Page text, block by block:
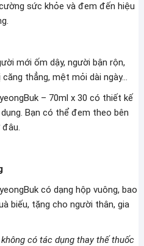
sức khỏe và đem đến hiệu
mới ốm dậy, người bận rộn,
thẳng, mệt mỏi dài ngày…
– 70ml x 30 có thiết kế
Bạn có thể đem theo bên
có dạng hộp vuông, bao
biếu, tặng cho người thân, gia
có tác dụng thay thế thuốc